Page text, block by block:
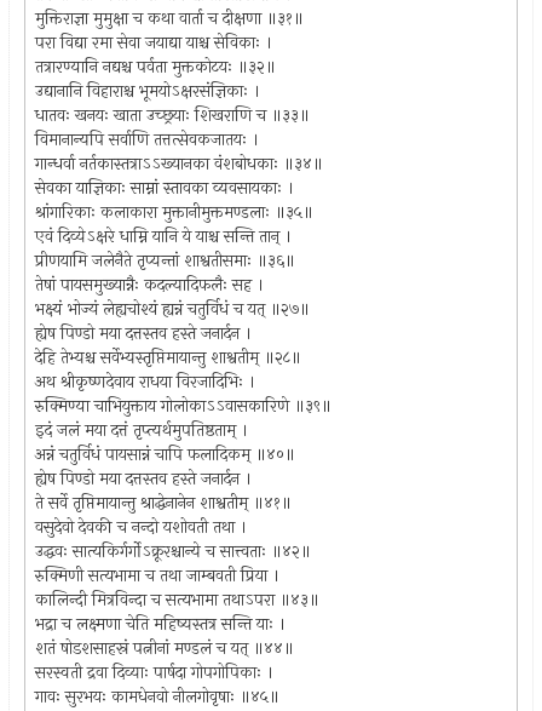
मुक्तिराज्ञा मुमुक्षा च कथा वार्ता च दीक्षणा ॥३१॥
परा विद्या रमा सेवा जयाद्या याश्च सेविकाः ।
तत्रारण्यानि नद्यश्च पर्वता मुक्तकोटयः ॥३२॥
उद्यानानि विहाराश्च भूमयोऽक्षरसंज्ञिकाः ।
धातवः खनयः खाता उच्छ्रयाः शिखराणि च ॥३३॥
विमानान्यपि सर्वाणि तत्तत्सेवकजातयः ।
गान्धर्वा नर्तकास्तत्राऽऽख्यानका वंशबोधकाः ॥३४॥
सेवका याज्ञिकाः साम्नां स्तावका व्यवसायकाः ।
श्रांगारिकाः कलाकारा मुक्तानीमुक्तमण्डलाः ॥३५॥
एवं दिव्येऽक्षरे धाम्नि यानि ये याश्च सन्ति तान् ।
प्रीणयामि जलेनैते तृप्यन्तां शाश्वतीसमाः ॥३६॥
तेषां पायसमुख्यान्नैः कदल्यादिफलैः सह ।
भक्ष्यं भोज्यं लेह्यचोश्यं ह्यन्नं चतुर्विधं च यत् ॥२७॥
ह्येष पिण्डो मया दत्तस्तव हस्ते जनार्दन ।
देहि तेभ्यश्च सर्वेभ्यस्तृप्तिमायान्तु शाश्वतीम् ॥२८॥
अथ श्रीकृष्णदेवाय राधया विरजादिभिः ।
रुक्मिण्या चाभियुक्ताय गोलोकाऽऽवासकारिणे ॥३९॥
इदं जलं मया दत्तं तृप्त्यर्थमुपतिष्ठताम् ।
अन्नं चतुर्विधं पायसान्नं चापि फलादिकम् ॥४०॥
ह्येष पिण्डो मया दत्तस्तव हस्ते जनार्दन ।
ते सर्वे तृप्तिमायान्तु श्राद्धेनानेन शाश्वतीम् ॥४१॥
वसुदेवो देवकी च नन्दो यशोवती तथा ।
उद्धवः सात्यकिर्गर्गोऽक्रूरश्चान्ये च सात्त्वताः ॥४२॥
रुक्मिणी सत्यभामा च तथा जाम्बवती प्रिया ।
कालिन्दी मित्रविन्दा च सत्यभामा तथाऽपरा ॥४३॥
भद्रा च लक्ष्मणा चेति महिष्यस्तत्र सन्ति याः ।
शतं षोडशसाहस्रं पत्नीनां मण्डलं च यत् ॥४४॥
सरस्वती द्रवा दिव्याः पार्षदा गोपगोपिकाः ।
गावः सुरभयः कामधेनवो नीलगोवृषाः ॥४५॥